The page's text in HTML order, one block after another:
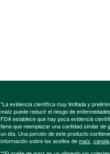
*La evidencia científica muy limitada y
maíz puede reducir el riesgo de
FDA establece que hay poca evidencia
tiene que reemplazar una cantidad similar
un día. Una porción de este producto
información sobre los aceites demaíz, canola,